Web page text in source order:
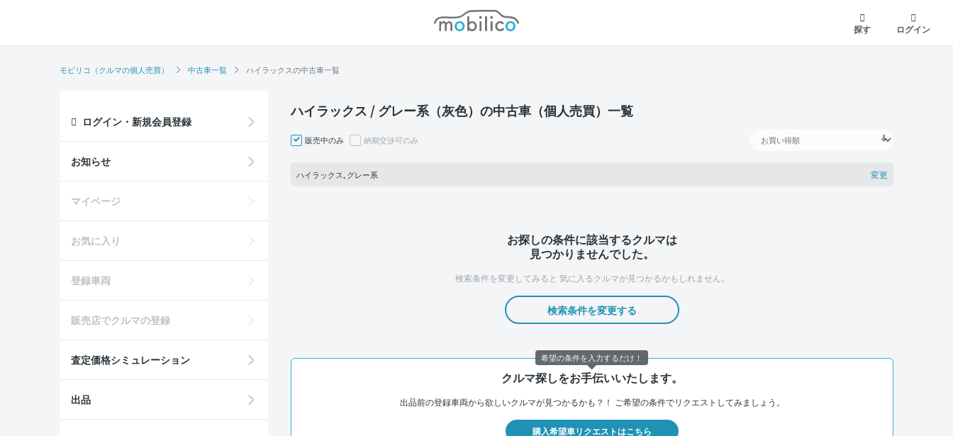
モビリコ
探す
ログイン
モビリコ（クルマの個人売買） 中古車一覧 ハイラックスの中古車一覧
ハイラックス / グレー系（灰色）の中古車（個人売買）一覧
販売中のみ 納期交渉可のみ
ハイラックス, グレー系 変更
お探しの条件に該当するクルマは
見つかりませんでした。
検索条件を変更してみると 気に入るクルマが見つかるかもしれません。
検索条件を変更する
クルマ探しをお手伝いいたします。
出品前の登録車両から欲しいクルマが見つかるかも？！ ご希望の条件でリクエストしてみましょう。
購入希望車リクエストはこちら
ログイン・新規会員登録
お知らせ
マイページ
お気に入り
登録車両
販売店でクルマの登録
査定価格シミュレーション
出品
希望の条件を入力するだけ！